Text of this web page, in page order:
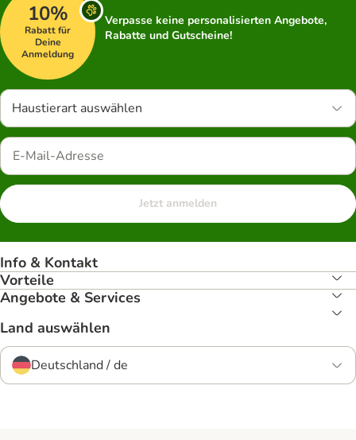
10%
Rabatt für
Deine
Anmeldung
Verpasse keine personalisierten Angebote,
Rabatte und Gutscheine!
Haustierart auswählen
Jetzt anmelden
Info & Kontakt
Vorteile
Angebote & Services
Land auswählen
Deutschland / de